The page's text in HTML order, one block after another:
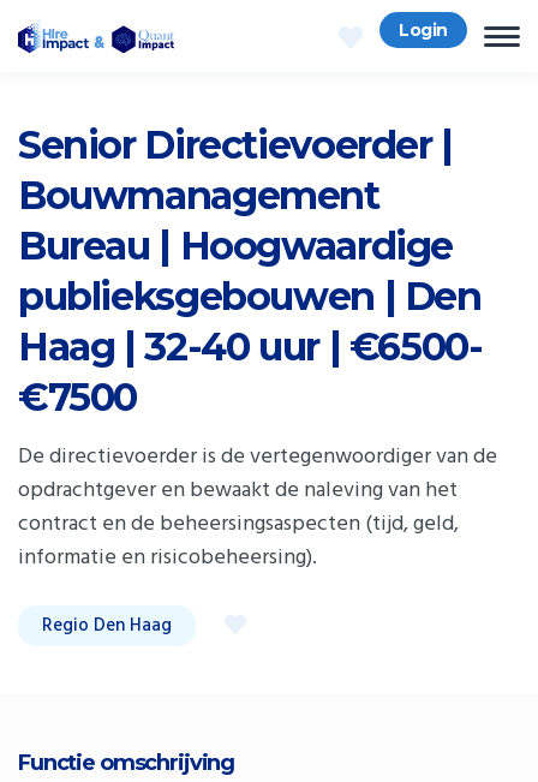
Login
Senior Directievoerder |
Bouwmanagement
Bureau | Hoogwaardige
publieksgebouwen | Den
Haag | 32-40 uur | €6500-
€7500
De directievoerder is de vertegenwoordiger van de
opdrachtgever en bewaakt de naleving van het
contract en de beheersingsaspecten (tijd, geld,
informatie en risicobeheersing).
Regio Den Haag
Functie omschrijving